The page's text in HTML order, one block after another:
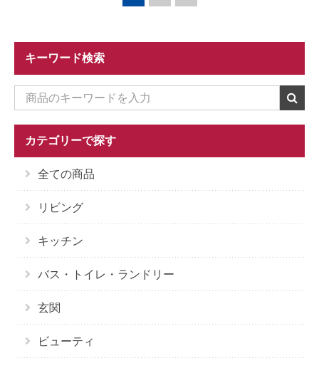
キーワード検索
カテゴリーで探す
全ての商品
リビング
キッチン
バス・トイレ・ランドリー
玄関
ビューティ